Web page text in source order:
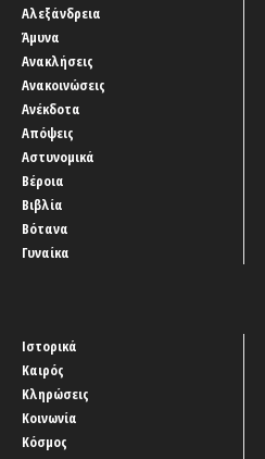
Αλεξάνδρεια
Άμυνα
Ανακλήσεις
Ανακοινώσεις
Ανέκδοτα
Απόψεις
Αστυνομικά
Βέροια
Βιβλία
Βότανα
Γυναίκα
Ιστορικά
Καιρός
Κληρώσεις
Κοινωνία
Κόσμος